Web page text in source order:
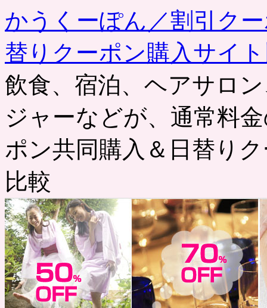
かうくーぽん／割引ク
替りクーポン購入サイ
飲食、宿泊、ヘアサロ
ジャーなどが、通常料
ポン共同購入＆日替り
比較